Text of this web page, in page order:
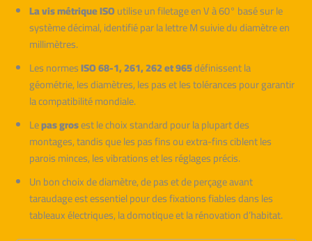
La vis métrique ISOutilise un filetage en V à 60° basé sur le
système décimal, identifié par la lettre M suivie du diamètre en
millimètres.
Les normesISO 68-1, 261, 262 et 965définissent la
géométrie, les diamètres, les pas et les tolérances pour garantir
la compatibilité mondiale.
Lepas grosest le choix standard pour la plupart des
montages, tandis que les pas fins ou extra-fins ciblent les
parois minces, les vibrations et les réglages précis.
Un bon choix de diamètre, de pas et de perçage avant
taraudage est essentiel pour des fixations fiables dans les
tableaux électriques, la domotique et la rénovation d’habitat.